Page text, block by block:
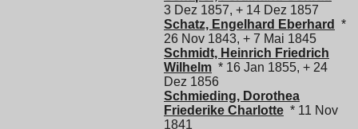
3 Dez 1857, + 14 Dez 1857
Schatz, Engelhard Eberhard
*
26 Nov 1843, + 7 Mai 1845
Schmidt, Heinrich Friedrich
Wilhelm * 16 Jan 1855, + 24
Dez 1856
Schmieding, Dorothea
Friederike Charlotte * 11 Nov
1841